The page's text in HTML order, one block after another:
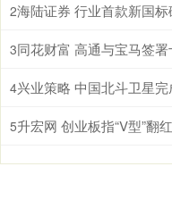
2
3
4兴业策略 中国北斗卫星
5升宏网 创业板指“V型”翻